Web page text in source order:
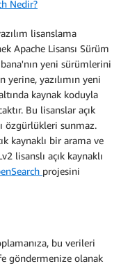
Nedir?
lisanslama
Apache Lisansı Sürüm
yeni sürümlerini
yerine, yazılımın yeni
kaynak koduyla
Bu lisanslar açık
özgürlükleri sunmaz.
kaynaklı bir arama ve
lisanslı açık kaynaklı
projesini
bu verileri
göndermenize olanak